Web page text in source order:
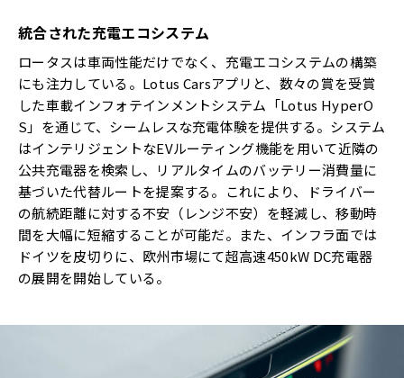
統合された充電エコシステム
ロータスは車両性能だけでなく、充電エコシステムの構築
にも注力している。Lotus Carsアプリと、数々の賞を受賞
した車載インフォテインメントシステム「Lotus HyperO
S」を通じて、シームレスな充電体験を提供する。システム
はインテリジェントなEVルーティング機能を用いて近隣の
公共充電器を検索し、リアルタイムのバッテリー消費量に
基づいた代替ルートを提案する。これにより、ドライバー
の航続距離に対する不安（レンジ不安）を軽減し、移動時
間を大幅に短縮することが可能だ。また、インフラ面では
ドイツを皮切りに、欧州市場にて超高速450kW DC充電器
の展開を開始している。